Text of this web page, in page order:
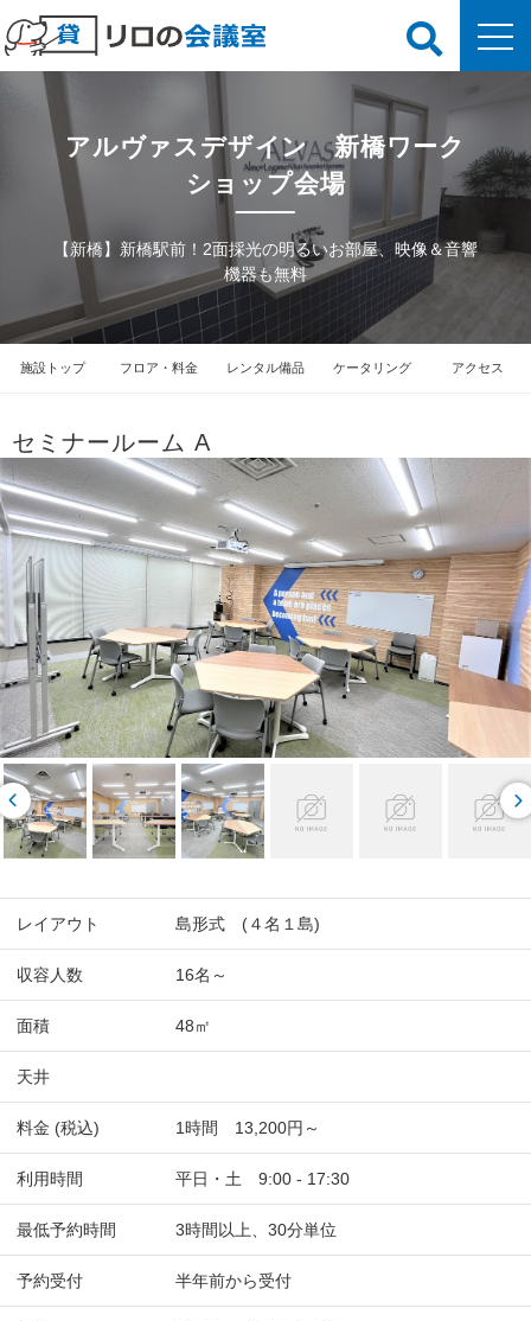
アルヴァスデザイン 新橋ワーク
ショップ会場
【新橋】新橋駅前！2面採光の明るいお部屋、映像＆音響
機器も無料
施設トップ フロア・料金 レンタル備品 ケータリング アクセス
セミナールーム A
レイアウト 島形式 (４名１島)
収容人数 16名～
面積 48㎡
天井
料金 (税込) 1時間 13,200円～
利用時間 平日・土 9:00 - 17:30
最低予約時間 3時間以上、30分単位
予約受付 半年前から受付